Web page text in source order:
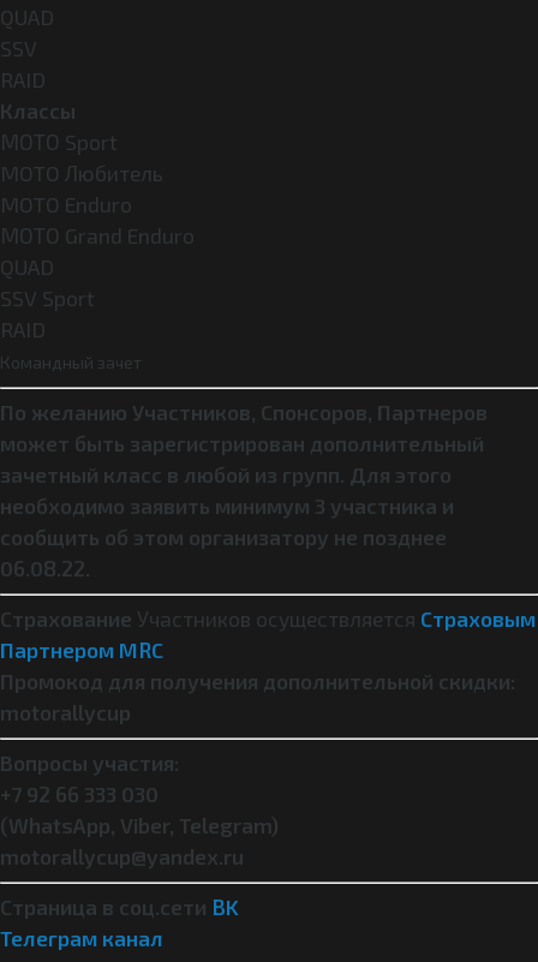
QUAD
SSV
RAID
Классы
МОТО Sport
MOTO Любитель
MOTO Enduro
МОТО Grand Enduro
QUAD
SSV Sport
RAID
Командный зачет
По желанию Участников, Спонсоров, Партнеров
может быть зарегистрирован дополнительный
зачетный класс в любой из групп. Для этого
необходимо заявить минимум 3 участника и
сообщить об этом организатору не позднее
06.08.22.
Страхование Участников осуществляется Страховым
Партнером MRC
Промокод для получения дополнительной скидки:
motorallycup
Вопросы участия:
+7 92 66 333 030
(WhatsApp, Viber, Telegram)
motorallycup@yandex.ru
Страница в соц.сети BK
Телеграм канал